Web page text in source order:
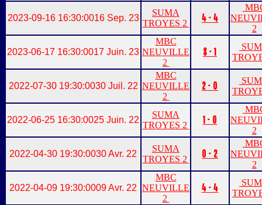
2023-09-16 16:30:0016 Sep. 23
SUMA
TROYES 2
4 - 4
2
2023-06-17 16:30:0017 Juin. 23
MBC
NEUVILLE
2
8 - 1
2022-07-30 19:30:0030 Juil. 22
MBC
NEUVILLE
2
2 - 0
2022-06-25 16:30:0025 Juin. 22
SUMA
TROYES 2
1 - 0
2
2022-04-30 19:30:0030 Avr. 22
SUMA
TROYES 2
0 - 2
2
2022-04-09 19:30:0009 Avr. 22
MBC
NEUVILLE
2
4 - 4